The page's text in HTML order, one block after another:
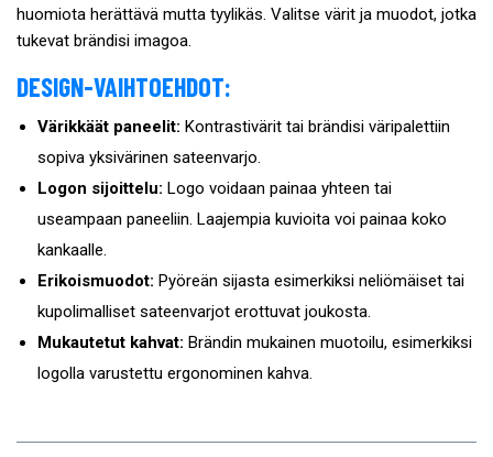
huomiota herättävä mutta tyylikäs. Valitse värit ja muodot, jotka
tukevat brändisi imagoa.
DESIGN-VAIHTOEHDOT:
Värikkäät paneelit: Kontrastivärit tai brändisi väripalettiin
sopiva yksivärinen sateenvarjo.
Logon sijoittelu: Logo voidaan painaa yhteen tai
useampaan paneeliin. Laajempia kuvioita voi painaa koko
kankaalle.
Erikoismuodot: Pyöreän sijasta esimerkiksi neliömäiset tai
kupolimalliset sateenvarjot erottuvat joukosta.
Mukautetut kahvat: Brändin mukainen muotoilu, esimerkiksi
logolla varustettu ergonominen kahva.